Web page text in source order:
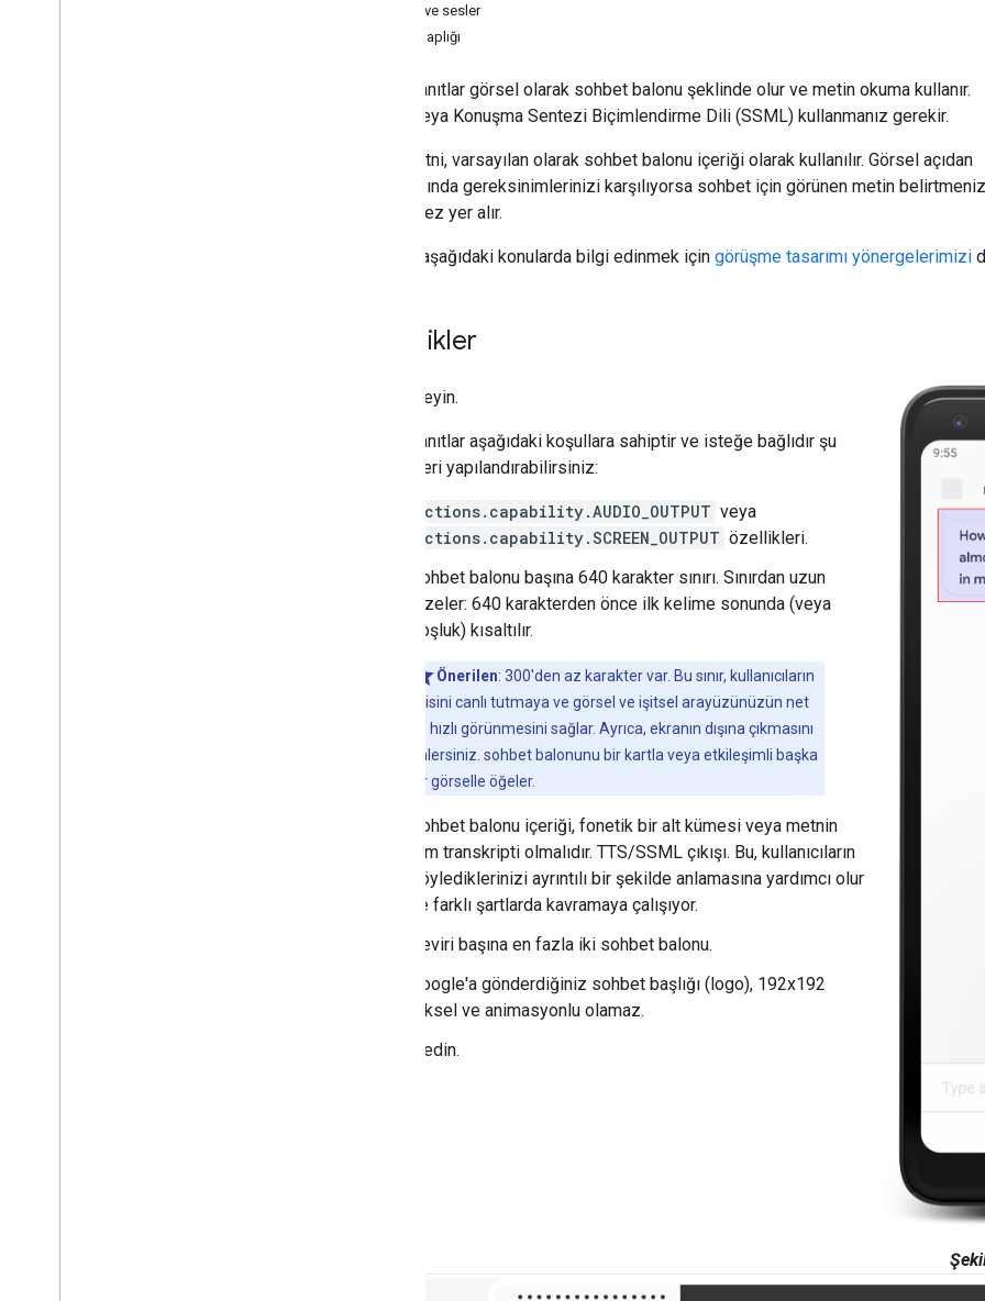
SSML ve sesler
Ses kitaplığı
Basit yanıtlar görsel olarak sohbet balonu şeklinde olur ve metin okuma kullanır.
(TTS) veya Konuşma Sentezi Biçimlendirme Dili (SSML) kullanmanız gerekir.
TTS metni, varsayılan olarak sohbet balonu içeriği olarak kullanılır. Görsel açıdan
bakıldığında gereksinimlerinizi karşılıyorsa sohbet için görünen metin belirtmeniz
gerekmez yer alır.
Ayrıca, aşağıdaki konularda bilgi edinmek için görüşme tasarımı yönergelerimizi
Özellikler
'nı inceleyin.
Basit yanıtlar aşağıdaki koşullara sahiptir ve isteğe bağlıdır şu
özellikleri yapılandırabilirsiniz:
actions.capability.AUDIO_OUTPUT veya
actions.capability.SCREEN_OUTPUT özellikleri.
Sohbet balonu başına 640 karakter sınırı. Sınırdan uzun
dizeler: 640 karakterden önce ilk kelime sonunda (veya
boşluk) kısaltılır.
Önerilen: 300'den az karakter var. Bu sınır, kullanıcıların
ilgisini canlı tutmaya ve görsel ve işitsel arayüzünüzün net
ve hızlı görünmesini sağlar. Ayrıca, ekranın dışına çıkmasını
önlersiniz. sohbet balonunu bir kartla veya etkileşimli başka
bir görselle öğeler.
Sohbet balonu içeriği, fonetik bir alt kümesi veya metnin
tam transkripti olmalıdır. TTS/SSML çıkışı. Bu, kullanıcıların
söylediklerinizi ayrıntılı bir şekilde anlamasına yardımcı olur
ve farklı şartlarda kavramaya çalışıyor.
Çeviri başına en fazla iki sohbet balonu.
Google'a gönderdiğiniz sohbet başlığı (logo), 192x192
piksel ve animasyonlu olamaz.
ziyaret edin.